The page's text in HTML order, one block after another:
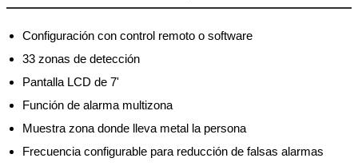
Configuración con control remoto o software
33 zonas de detección
Pantalla LCD de 7'
Función de alarma multizona
Muestra zona donde lleva metal la persona
Frecuencia configurable para reducción de falsas alarmas